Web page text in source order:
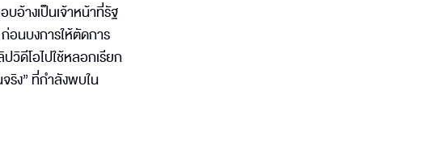
อ้างเป็นเจ้าหน้าที่รัฐ
อนบงการให้ตัดการ
ดีโอไปใช้หลอกเรียก
ริง” ที่กำลังพบใน